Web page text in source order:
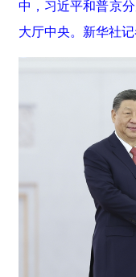
中，习近平和普京
大厅中央。新华社